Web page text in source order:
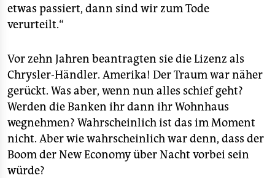
etwas passiert, dann sind wir zum Tode
verurteilt.“
Vor zehn Jahren beantragten sie die Lizenz als
Chrysler-Händler. Amerika! Der Traum war näher
gerückt. Was aber, wenn nun alles schief geht?
Werden die Banken ihr dann ihr Wohnhaus
wegnehmen? Wahrscheinlich ist das im Moment
nicht. Aber wie wahrscheinlich war denn, dass der
Boom der New Economy über Nacht vorbei sein
würde?